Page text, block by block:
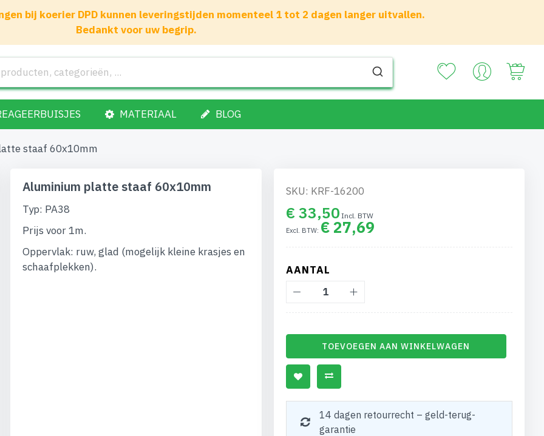
bij koerier DPD kunnen leveringstijden momenteel 1 tot 2 dagen langer uitvallen.
Bedankt voor uw begrip.
MATERIAAL BLOG
staaf 60x10mm
Aluminium platte staaf 60x10mm
Typ: PA38
Prijs voor 1m.
Oppervlak: ruw, glad (mogelijk kleine krasjes en
schaafplekken).
SKU: KRF-16200
€ 33,50
€ 27,69
AANTAL
TOEVOEGEN AAN WINKELWAGEN
14 dagen retourrecht – geld-terug-
garantie